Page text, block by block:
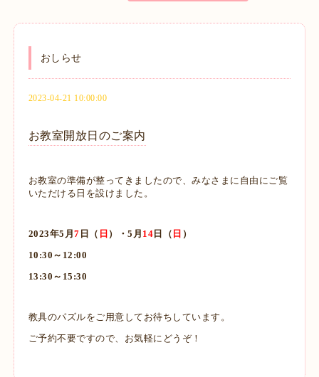
おしらせ
2023-04-21 10:00:00
お教室開放日のご案内
お教室の準備が整ってきましたので、みなさまに自由にご覧
いただける日を設けました。
2023年5月7 日（ 日 ）・5月 14 日（ 日 ）
10:30～12:00
13:30～15:30
教具のパズルをご用意してお待ちしています。
ご予約不要ですので、お気軽にどうぞ！